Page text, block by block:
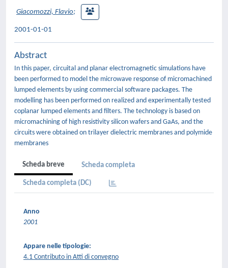
Giacomozzi, Flavio;
2001-01-01
Abstract
In this paper, circuital and planar electromagnetic simulations have
been performed to model the microwave response of micromachined
lumped elements by using commercial software packages. The
modelling has been performed on realized and experimentally tested
coplanar lumped elements and filters. The technology is based on
micromachining of high resistivity silicon wafers and GaAs, and the
circuits were obtained on trilayer dielectric membranes and polymide
membranes
Scheda breve Scheda completa
Scheda completa (DC)
Anno
2001
Appare nelle tipologie:
4.1 Contributo in Atti di convegno